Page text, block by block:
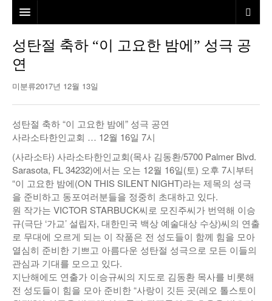
뉴스
미국
발행인칼럼
김명열칼럼
이명덕칼럼
김선옥칼럼
김원동칼럼
건강
본보특집
100인선/독자광장
100인선
독자광장
여행
인근여행지
놀이공원
낚시/비치
인터뷰/탐방
성탄절 축하 “이 고요한 밤에” 성극 공
연
미분류2017년 12월 13일
성탄절 축하 “이 고요한 밤에” 성극 공연
사라소타한인교회 … 12월 16일 7시
(사라소타) 사라소타한인교회(목사 김동환/5700 Palmer Blvd.
Sarasota, FL 34232)에서는 오는 12월 16일(토) 오후 7시부터
“이 고요한 밤에(ON THIS SILENT NIGHT)라는 제목의 성극
을 준비하고 동포여러분들을 정중히 초대하고 있다.
원 작가는 VICTOR STARBUCK씨로 모진주씨가 번역해 이승
규(극단 ‘가교’ 설립자, 대한민국 백상 예술대상 수상)씨의 연출
로 무대에 오르게 되는 이 작품은 전 성도들이 함께 힘을 모아
열심히 준비한 기쁘고 아름다운 성탄절 성극으로 모든 이들의
관심과 기대를 모으고 있다.
지난해에도 연출가 이승규씨의 지도로 김동환 목사를 비롯해
전 성도들이 힘을 모아 준비한 “사랑이 깃든 곳(레오 톨스토이